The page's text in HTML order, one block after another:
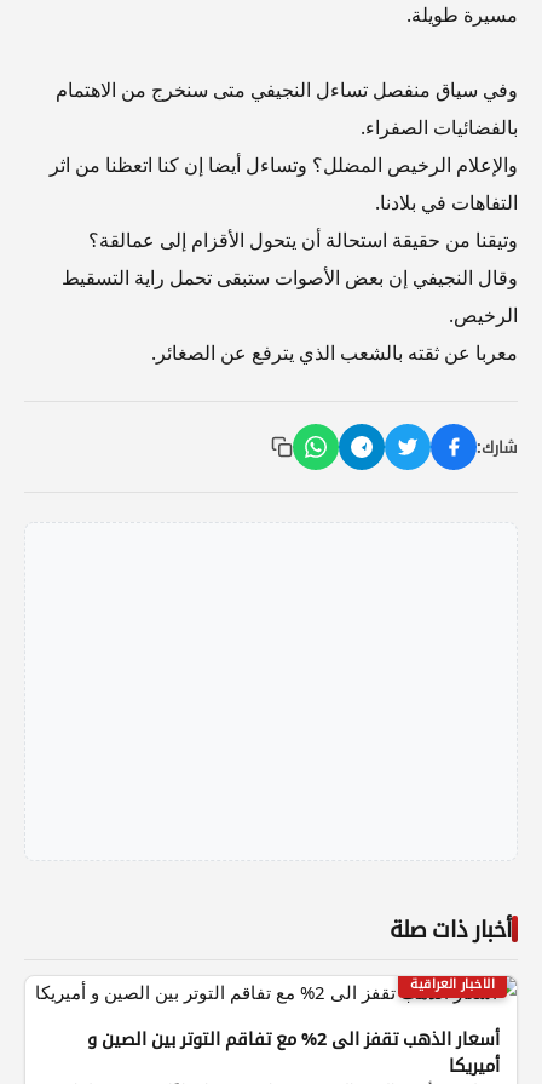
مسيرة طويلة.
وفي سياق منفصل تساءل النجيفي متى سنخرج من الاهتمام
بالفضائيات الصفراء.
والإعلام الرخيص المضلل؟ وتساءل أيضا إن كنا اتعظنا من اثر
التفاهات في بلادنا.
وتيقنا من حقيقة استحالة أن يتحول الأقزام إلى عمالقة؟
وقال النجيفي إن بعض الأصوات ستبقى تحمل راية التسقيط
الرخيص.
معربا عن ثقته بالشعب الذي يترفع عن الصغائر.
شارك:
أخبار ذات صلة
الاخبار العراقية
أسعار الذهب تقفز الى 2% مع تفاقم التوتر بين الصين و
أميريكا